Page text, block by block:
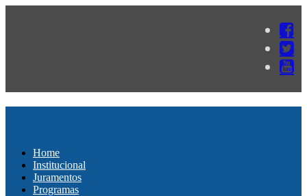
Home
Institucional
Juramentos
Programas